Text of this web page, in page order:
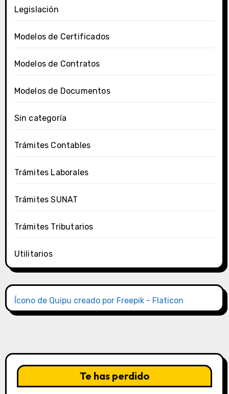
Legislación
Modelos de Certificados
Modelos de Contratos
Modelos de Documentos
Sin categoría
Trámites Contables
Trámites Laborales
Trámites SUNAT
Trámites Tributarios
Utilitarios
Ícono de Quipu creado por Freepik - Flaticon
Te has perdido